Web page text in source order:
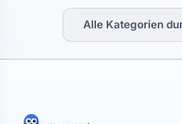
Alle Kategorien